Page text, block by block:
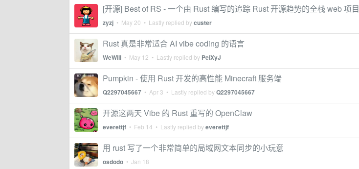
[开源] Best of RS - 一个由 Rust 编写的追踪 Rust 开源趋势的全栈 web 项目
zyzj • May 20 • Lastly replied bycuster
Rust 真是非常适合 AI vibe coding 的语言
WeWill • May 12 • Lastly replied by PeiXyJ
Pumpkin - 使用 Rust 开发的高性能 Minecraft 服务端
Q2297045667 • Apr 3 • Lastly replied byQ2297045667
开源这两天 Vibe 的 Rust 重写的 OpenClaw
everettjf • Feb 14 • Lastly replied byeverettjf
用 rust 写了一个非常简单的局域网文本同步的小玩意
osdodo • Jan 18